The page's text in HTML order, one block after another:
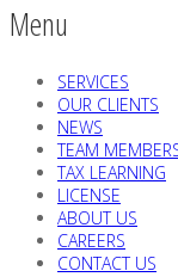
Menu
SERVICES
OUR CLIENTS
NEWS
TEAM
TAX LEARNING
LICENSE
ABOUT US
CAREERS
CONTACT US